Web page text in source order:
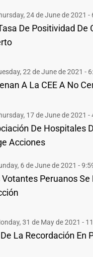
24 de June de 2021 -
De Positividad De
22 de June de 2021 -
A La CEE A No
17 de June de 2021 -
De Hospitales
Acciones
6 de June de 2021 -
Votantes Peruanos Se
31 de May de 2021 -
La Recordación En